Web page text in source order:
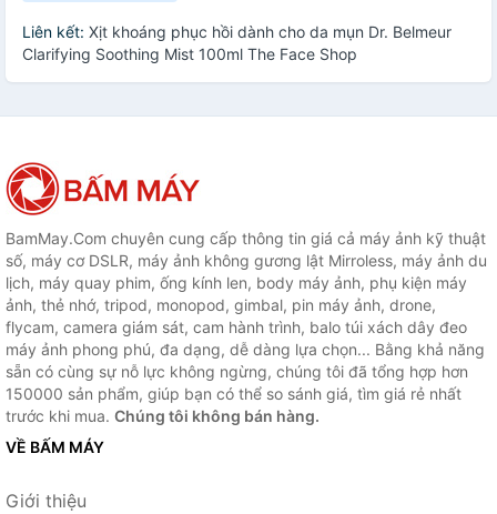
Liên kết: Xịt khoáng phục hồi dành cho da mụn Dr. Belmeur
Clarifying Soothing Mist 100ml The Face Shop
BamMay.Com chuyên cung cấp thông tin giá cả máy ảnh kỹ thuật
số, máy cơ DSLR, máy ảnh không gương lật Mirroless, máy ảnh du
lịch, máy quay phim, ống kính len, body máy ảnh, phụ kiện máy
ảnh, thẻ nhớ, tripod, monopod, gimbal, pin máy ảnh, drone,
flycam, camera giám sát, cam hành trình, balo túi xách dây đeo
máy ảnh phong phú, đa dạng, dễ dàng lựa chọn... Bằng khả năng
sẵn có cùng sự nỗ lực không ngừng, chúng tôi đã tổng hợp hơn
150000 sản phẩm, giúp bạn có thể so sánh giá, tìm giá rẻ nhất
trước khi mua. Chúng tôi không bán hàng.
VỀ BẤM MÁY
Giới thiệu